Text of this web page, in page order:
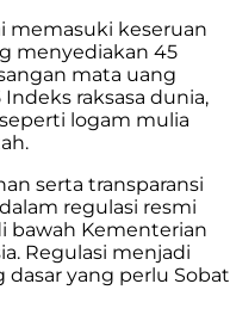
memasuki keseruan
menyediakan 45
mata uang
raksasa dunia,
logam mulia
serta transparansi
regulasi resmi
bawah Kementerian
Regulasi menjadi
yang perlu Sobat